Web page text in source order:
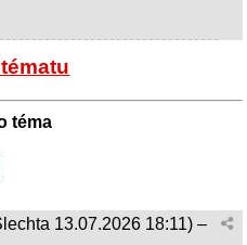
téma
13.07.2026 18:11) –